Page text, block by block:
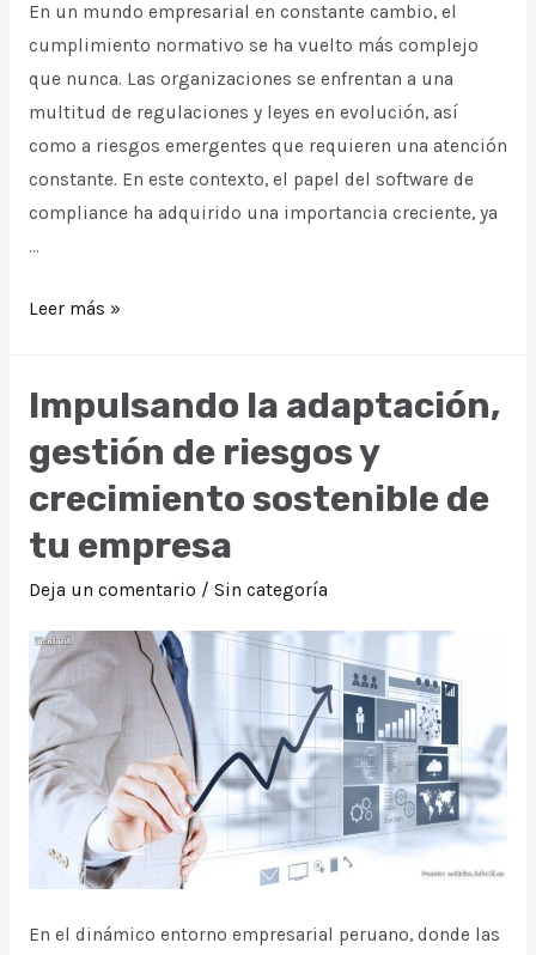
En un mundo empresarial en constante cambio, el
cumplimiento normativo se ha vuelto más complejo
que nunca. Las organizaciones se enfrentan a una
multitud de regulaciones y leyes en evolución, así
como a riesgos emergentes que requieren una atención
constante. En este contexto, el papel del software de
compliance ha adquirido una importancia creciente, ya
…
La
compliance
y
el
papel
futuro
en
la
gestión
de
riesgos
cumplimiento
normativo
Leer más »
Impulsando la adaptación,
gestión de riesgos y
crecimiento sostenible de
tu empresa
Deja un comentario / Sin categoría
En el dinámico entorno empresarial peruano, donde las